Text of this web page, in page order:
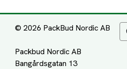
© 2026 PackBud Nordic AB
Packbud Nordic AB
Bangårdsgatan 13